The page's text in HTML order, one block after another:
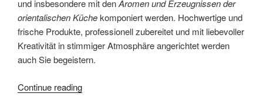
und insbesondere mit denAromen und Erzeugnissen der
orientalischen Küchekomponiert werden. Hochwertige und
frische Produkte, professionell zubereitet und mit liebevoller
Kreativität in stimmiger Atmosphäre angerichtet werden
auch Sie begeistern.
Continue reading